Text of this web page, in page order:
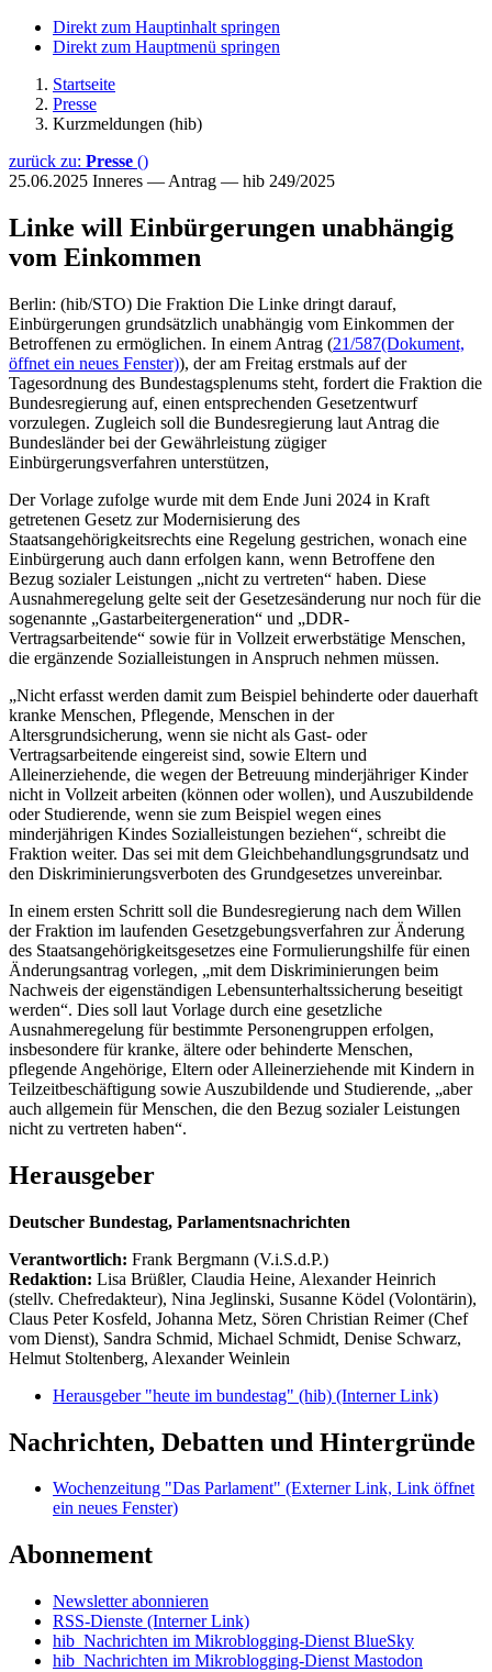
Direkt zum Hauptinhalt springen
Direkt zum Hauptmenü springen
Startseite
Presse
Kurzmeldungen (hib)
zurück zu: Presse ()
25.06.2025 Inneres — Antrag — hib 249/2025
Linke will Einbürgerungen unabhängig
vom Einkommen
Berlin: (hib/STO) Die Fraktion Die Linke dringt darauf,
Einbürgerungen grundsätzlich unabhängig vom Einkommen der
Betroffenen zu ermöglichen. In einem Antrag (21/587(Dokument,
öffnet ein neues Fenster)), der am Freitag erstmals auf der
Tagesordnung des Bundestagsplenums steht, fordert die Fraktion die
Bundesregierung auf, einen entsprechenden Gesetzentwurf
vorzulegen. Zugleich soll die Bundesregierung laut Antrag die
Bundesländer bei der Gewährleistung zügiger
Einbürgerungsverfahren unterstützen,
Der Vorlage zufolge wurde mit dem Ende Juni 2024 in Kraft
getretenen Gesetz zur Modernisierung des
Staatsangehörigkeitsrechts eine Regelung gestrichen, wonach eine
Einbürgerung auch dann erfolgen kann, wenn Betroffene den
Bezug sozialer Leistungen „nicht zu vertreten“ haben. Diese
Ausnahmeregelung gelte seit der Gesetzesänderung nur noch für die
sogenannte „Gastarbeitergeneration“ und „DDR-
Vertragsarbeitende“ sowie für in Vollzeit erwerbstätige Menschen,
die ergänzende Sozialleistungen in Anspruch nehmen müssen.
„Nicht erfasst werden damit zum Beispiel behinderte oder dauerhaft
kranke Menschen, Pflegende, Menschen in der
Altersgrundsicherung, wenn sie nicht als Gast- oder
Vertragsarbeitende eingereist sind, sowie Eltern und
Alleinerziehende, die wegen der Betreuung minderjähriger Kinder
nicht in Vollzeit arbeiten (können oder wollen), und Auszubildende
oder Studierende, wenn sie zum Beispiel wegen eines
minderjährigen Kindes Sozialleistungen beziehen“, schreibt die
Fraktion weiter. Das sei mit dem Gleichbehandlungsgrundsatz und
den Diskriminierungsverboten des Grundgesetzes unvereinbar.
In einem ersten Schritt soll die Bundesregierung nach dem Willen
der Fraktion im laufenden Gesetzgebungsverfahren zur Änderung
des Staatsangehörigkeitsgesetzes eine Formulierungshilfe für einen
Änderungsantrag vorlegen, „mit dem Diskriminierungen beim
Nachweis der eigenständigen Lebensunterhaltssicherung beseitigt
werden“. Dies soll laut Vorlage durch eine gesetzliche
Ausnahmeregelung für bestimmte Personengruppen erfolgen,
insbesondere für kranke, ältere oder behinderte Menschen,
pflegende Angehörige, Eltern oder Alleinerziehende mit Kindern in
Teilzeitbeschäftigung sowie Auszubildende und Studierende, „aber
auch allgemein für Menschen, die den Bezug sozialer Leistungen
nicht zu vertreten haben“.
Herausgeber
Deutscher Bundestag, Parlamentsnachrichten
Verantwortlich: Frank Bergmann (V.i.S.d.P.)
Redaktion: Lisa Brüßler, Claudia Heine, Alexander Heinrich
(stellv. Chefredakteur), Nina Jeglinski, Susanne Ködel (Volontärin),
Claus Peter Kosfeld, Johanna Metz, Sören Christian Reimer (Chef
vom Dienst), Sandra Schmid, Michael Schmidt, Denise Schwarz,
Helmut Stoltenberg, Alexander Weinlein
Herausgeber "heute im bundestag" (hib) (Interner Link)
Nachrichten, Debatten und Hintergründe
Wochenzeitung "Das Parlament" (Externer Link, Link öffnet
ein neues Fenster)
Abonnement
Newsletter abonnieren
RSS-Dienste (Interner Link)
hib_Nachrichten im Mikroblogging-Dienst BlueSky
hib_Nachrichten im Mikroblogging-Dienst Mastodon